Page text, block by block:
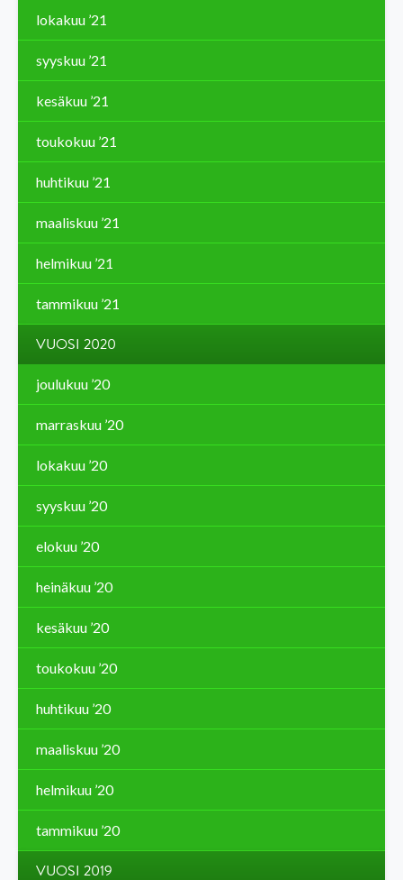
lokakuu ’21
syyskuu ’21
kesäkuu ’21
toukokuu ’21
huhtikuu ’21
maaliskuu ’21
helmikuu ’21
tammikuu ’21
VUOSI 2020
joulukuu ’20
marraskuu ’20
lokakuu ’20
syyskuu ’20
elokuu ’20
heinäkuu ’20
kesäkuu ’20
toukokuu ’20
huhtikuu ’20
maaliskuu ’20
helmikuu ’20
tammikuu ’20
VUOSI 2019